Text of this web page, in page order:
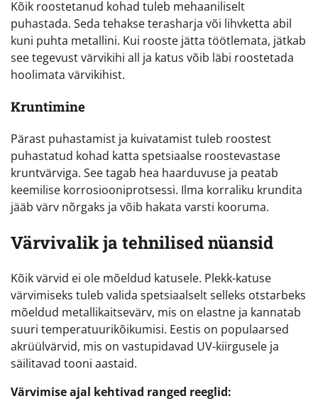
Kõik roostetanud kohad tuleb mehaaniliselt
puhastada. Seda tehakse terasharja või lihvketta abil
kuni puhta metallini. Kui rooste jätta töötlemata, jätkab
see tegevust värvikihi all ja katus võib läbi roostetada
hoolimata värvikihist.
Kruntimine
Pärast puhastamist ja kuivatamist tuleb roostest
puhastatud kohad katta spetsiaalse roostevastase
kruntvärviga. See tagab hea haarduvuse ja peatab
keemilise korrosiooniprotsessi. Ilma korraliku krundita
jääb värv nõrgaks ja võib hakata varsti kooruma.
Värvivalik ja tehnilised nüansid
Kõik värvid ei ole mõeldud katusele. Plekk-katuse
värvimiseks tuleb valida spetsiaalselt selleks otstarbeks
mõeldud metallikaitsevärv, mis on elastne ja kannatab
suuri temperatuurikõikumisi. Eestis on populaarsed
akrüülvärvid, mis on vastupidavad UV-kiirgusele ja
säilitavad tooni aastaid.
Värvimise ajal kehtivad ranged reeglid: